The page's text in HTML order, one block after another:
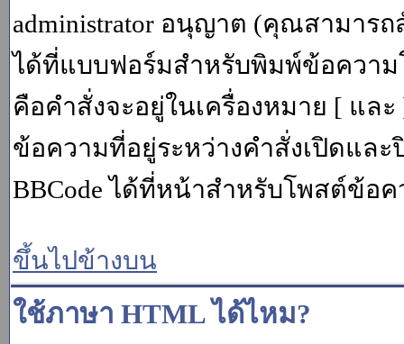
administrator อนุญาต (คุณสามาร
ได้ที่แบบฟอร์มสำหรับพิมพ์ข้อความ
คือคำสั่งจะอยู่ในเครื่องหมาย [ แล
ข้อความที่อยู่ระหว่างคำสั่งเปิดแล
BBCode ได้ที่หน้าสำหรับโพสต์ข้อค
ขึ้นไปข้างบน
ใช้ภาษา HTML ได้ไหม?